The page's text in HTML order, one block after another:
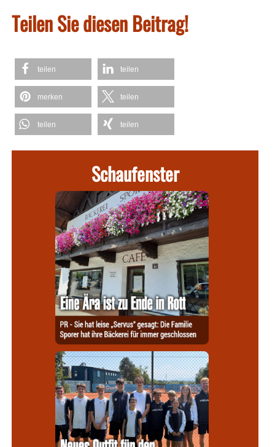
Teilen Sie diesen Beitrag!
teilen teilen
merken teilen
teilen teilen
Schaufenster